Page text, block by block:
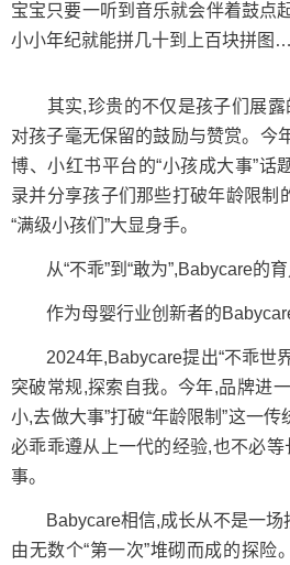
宝宝只要一听到音乐就会伴着鼓点
小小年纪就能拼几十到上百块拼
其实,珍贵的不仅是孩子们展露
对孩子毫无保留的鼓励与赞赏。今
博、小红书平台的“小孩成大事”话
录并分享孩子们那些打破年龄限制
“满级小孩们”大显身手。
从“不乖”到“敢为”,Babycare的育
作为母婴行业创新者的Babycare
2024年,Babycare提出“不乖世界
突破常规,探索自我。今年,品牌进
小,去做大事”打破“年龄限制”这一
必乖乖遵从上一代的经验,也不必
事。
Babycare相信,成长从不是一场
由无数个“第一次”堆砌而成的探险